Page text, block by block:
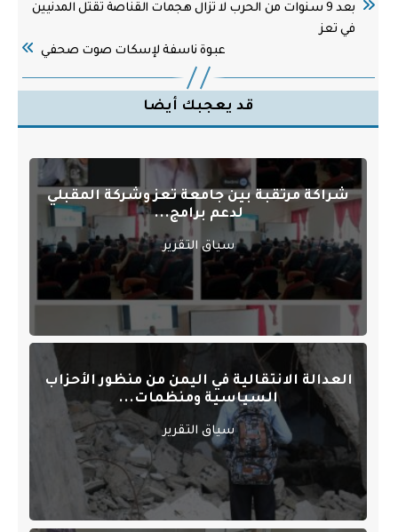
بعد 9 سنوات من الحرب لا تزال هجمات القناصة تقتل المدنيين
في تعز
عبوة ناسفة لإسكات صوت صحفي
قد يعجبك أيضا
شراكة مرتقبة بين جامعة تعز وشركة المقبلي
لدعم برامج...
سياق التقرير
العدالة الانتقالية في اليمن من منظور الأحزاب
السياسية ومنظمات...
سياق التقرير